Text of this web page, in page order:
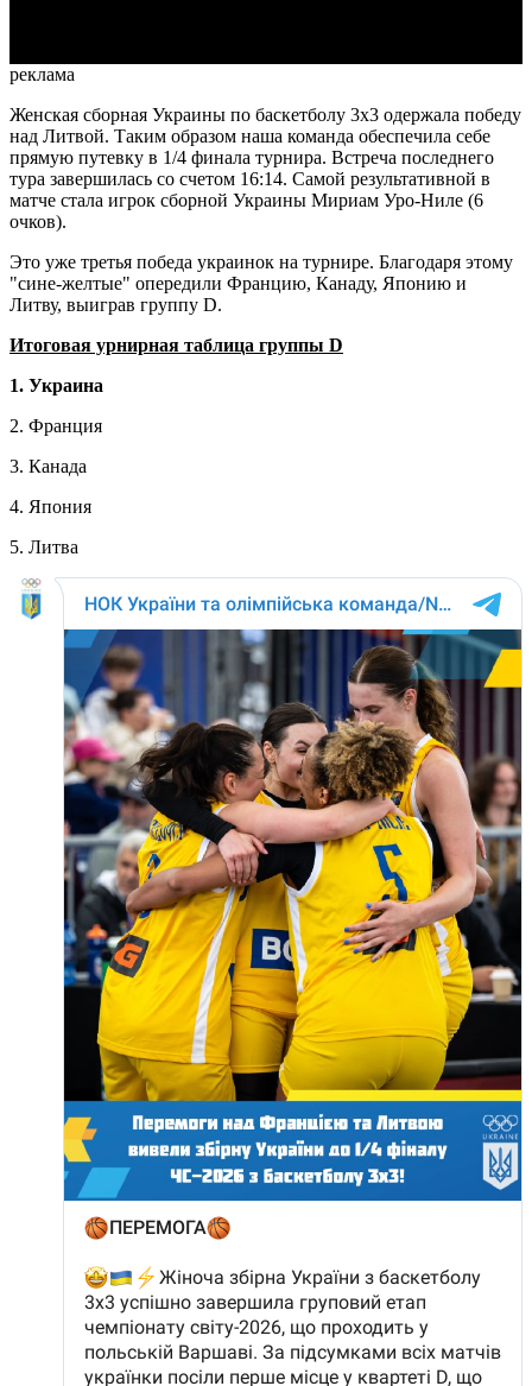
реклама
Женская сборная Украины по баскетболу 3х3 одержала победу
над Литвой. Таким образом наша команда обеспечила себе
прямую путевку в 1/4 финала турнира. Встреча последнего
тура завершилась со счетом 16:14. Самой результативной в
матче стала игрок сборной Украины Мириам Уро-Ниле (6
очков).
Это уже третья победа украинок на турнире. Благодаря этому
"сине-желтые" опередили Францию, Канаду, Японию и
Литву, выиграв группу D.
Итоговая урнирная таблица группы D
1. Украина
2. Франция
3. Канада
4. Япония
5. Литва